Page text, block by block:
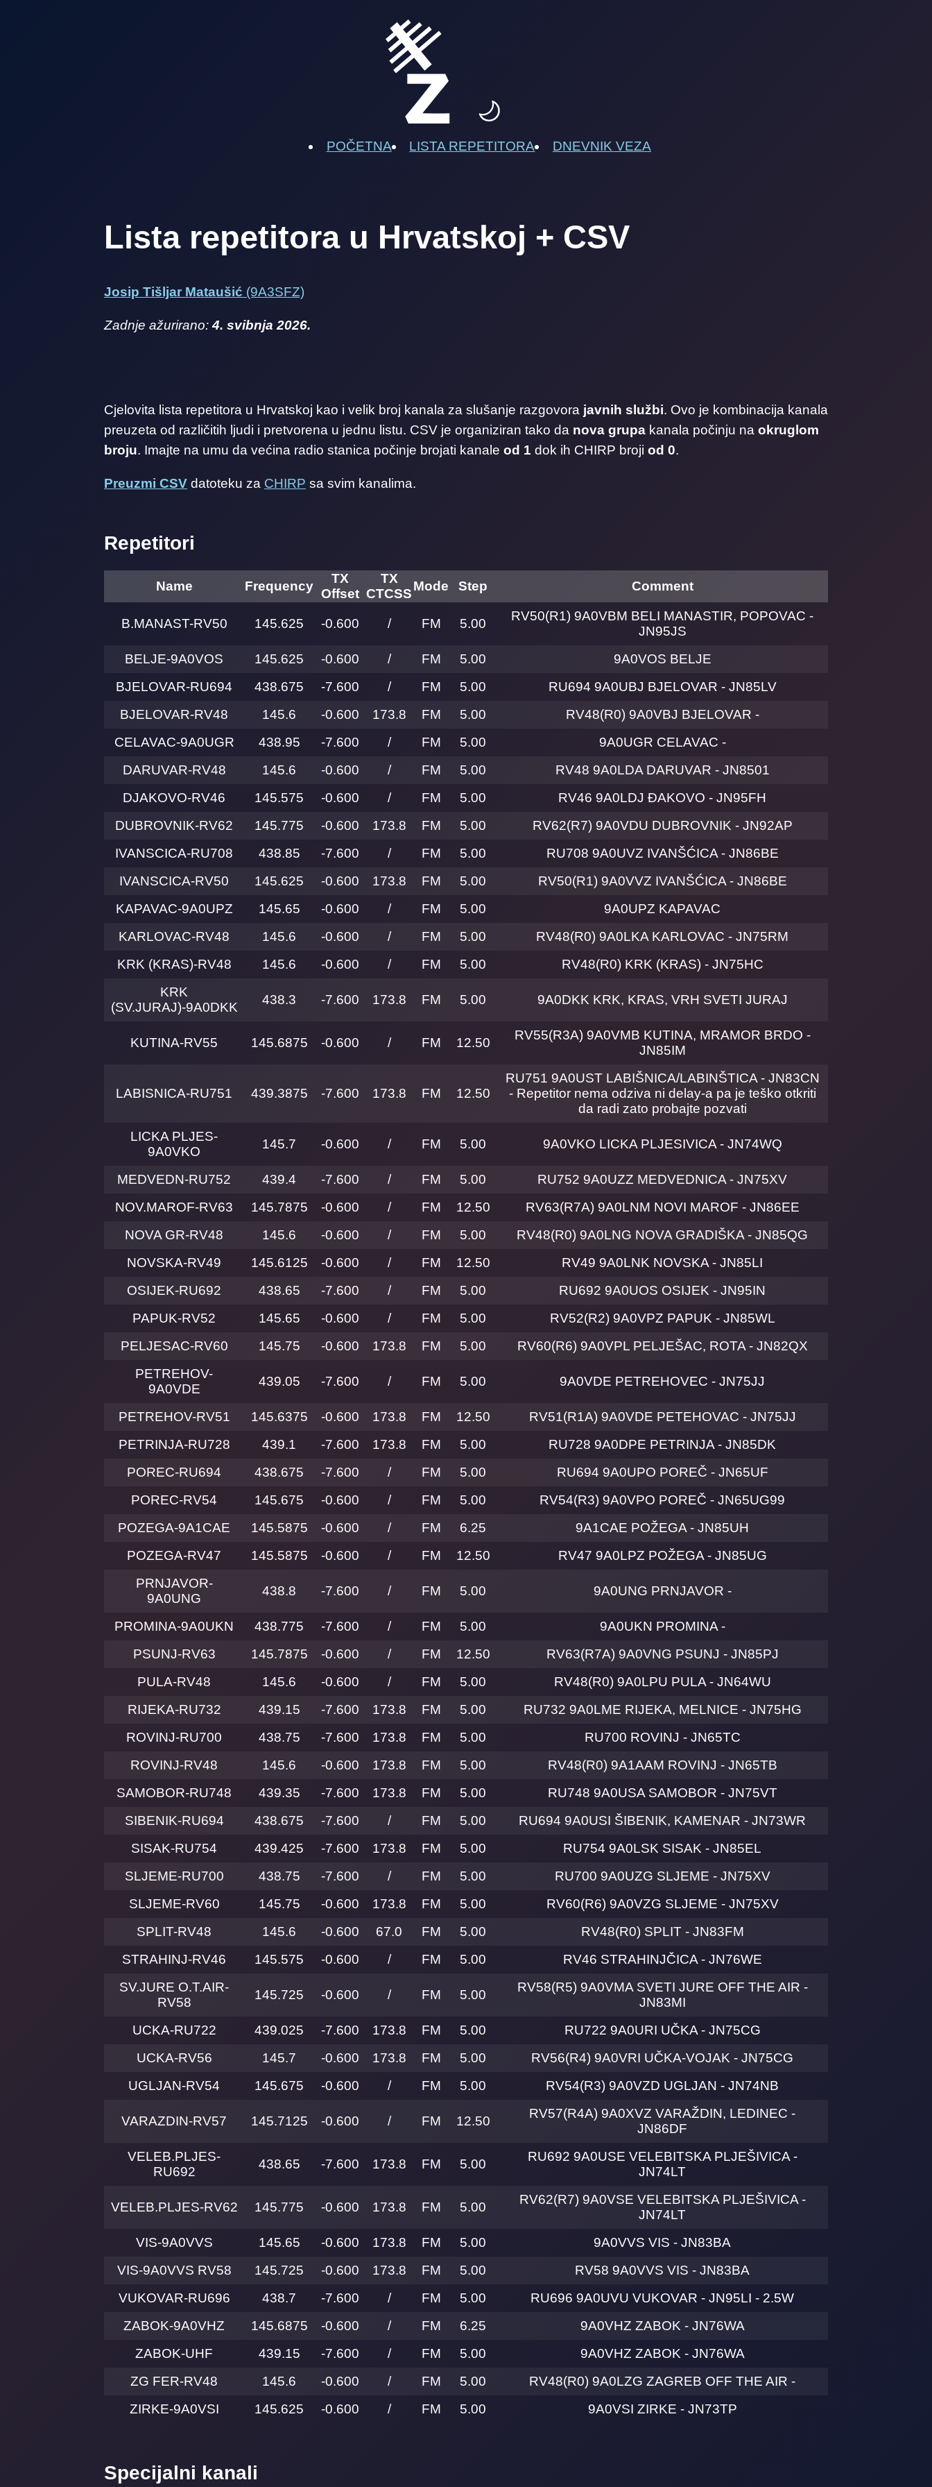
POČETNA LISTA REPETITORA DNEVNIK VEZA
Lista repetitora u Hrvatskoj + CSV
Josip Tišljar Mataušić (9A3SFZ)
Zadnje ažurirano:4. svibnja 2026.
Cjelovita lista repetitora u Hrvatskoj kao i velik broj kanala za slušanje razgovora javnih službi. Ovo je kombinacija kanala
preuzeta od različitih ljudi i pretvorena u jednu listu. CSV je organiziran tako da nova grupa kanala počinju na okruglom
broju. Imajte na umu da većina radio stanica počinje brojati kanale od 1 dok ih CHIRP broji od 0.
Preuzmi CSV datoteku za CHIRP sa svim kanalima.
Repetitori
Name Frequency
TX
Offset
TX
CTCSS
Mode Step Comment
B.MANAST-RV50 145.625 -0.600 / FM 5.00
RV50(R1) 9A0VBM BELI MANASTIR, POPOVAC -
JN95JS
BELJE-9A0VOS
145.625 -0.600 / FM 5.00
9A0VOS BELJE
BJELOVAR-RU694
438.675 -7.600 / FM 5.00
RU694 9A0UBJ BJELOVAR - JN85LV
BJELOVAR-RV48
145.6 -0.600 173.8 FM 5.00
RV48(R0) 9A0VBJ BJELOVAR -
CELAVAC-9A0UGR
438.95 -7.600 / FM 5.00
9A0UGR CELAVAC -
DARUVAR-RV48
145.6 -0.600 / FM 5.00
RV48 9A0LDA DARUVAR - JN8501
DJAKOVO-RV46
145.575 -0.600 / FM 5.00
RV46 9A0LDJ ĐAKOVO - JN95FH
DUBROVNIK-RV62
145.775 -0.600 173.8 FM 5.00
RV62(R7) 9A0VDU DUBROVNIK - JN92AP
IVANSCICA-RU708
438.85 -7.600 / FM 5.00
RU708 9A0UVZ IVANŠĆICA - JN86BE
IVANSCICA-RV50
145.625 -0.600 173.8 FM 5.00
RV50(R1) 9A0VVZ IVANŠĆICA - JN86BE
KAPAVAC-9A0UPZ
145.65 -0.600 / FM 5.00
9A0UPZ KAPAVAC
KARLOVAC-RV48
145.6 -0.600 / FM 5.00
RV48(R0) 9A0LKA KARLOVAC - JN75RM
KRK (KRAS)-RV48
145.6 -0.600 / FM 5.00
RV48(R0) KRK (KRAS) - JN75HC
KRK
(SV.JURAJ)-9A0DKK
438.3 -7.600 173.8 FM 5.00 9A0DKK KRK, KRAS, VRH SVETI JURAJ
KUTINA-RV55 145.6875 -0.600 / FM 12.50
RV55(R3A) 9A0VMB KUTINA, MRAMOR BRDO -
JN85IM
LABISNICA-RU751 439.3875 -7.600 173.8 FM 12.50
RU751 9A0UST LABIŠNICA/LABINŠTICA - JN83CN
- Repetitor nema odziva ni delay-a pa je teško otkriti
da radi zato probajte pozvati
LICKA PLJES-
9A0VKO
145.7 -0.600 / FM 5.00 9A0VKO LICKA PLJESIVICA - JN74WQ
MEDVEDN-RU752 439.4 -7.600 / FM 5.00
RU752 9A0UZZ MEDVEDNICA - JN75XV
NOV.MAROF-RV63
145.7875 -0.600 / FM 12.50
RV63(R7A) 9A0LNM NOVI MAROF - JN86EE
NOVA GR-RV48
145.6 -0.600 / FM 5.00
RV48(R0) 9A0LNG NOVA GRADIŠKA - JN85QG
NOVSKA-RV49
145.6125 -0.600 / FM 12.50
RV49 9A0LNK NOVSKA - JN85LI
OSIJEK-RU692
438.65 -7.600 / FM 5.00
RU692 9A0UOS OSIJEK - JN95IN
PAPUK-RV52
145.65 -0.600 / FM 5.00
RV52(R2) 9A0VPZ PAPUK - JN85WL
PELJESAC-RV60
145.75 -0.600 173.8 FM 5.00
RV60(R6) 9A0VPL PELJEŠAC, ROTA - JN82QX
PETREHOV-
9A0VDE
439.05 -7.600 / FM 5.00 9A0VDE PETREHOVEC - JN75JJ
PETREHOV-RV51 145.6375 -0.600 173.8 FM 12.50
RV51(R1A) 9A0VDE PETEHOVAC - JN75JJ
PETRINJA-RU728
439.1 -7.600 173.8 FM 5.00
RU728 9A0DPE PETRINJA - JN85DK
POREC-RU694
438.675 -7.600 / FM 5.00
RU694 9A0UPO POREČ - JN65UF
POREC-RV54
145.675 -0.600 / FM 5.00
RV54(R3) 9A0VPO POREČ - JN65UG99
POZEGA-9A1CAE
145.5875 -0.600 / FM 6.25
9A1CAE POŽEGA - JN85UH
POZEGA-RV47
145.5875 -0.600 / FM 12.50
RV47 9A0LPZ POŽEGA - JN85UG
PRNJAVOR-
9A0UNG
438.8 -7.600 / FM 5.00 9A0UNG PRNJAVOR -
PROMINA-9A0UKN 438.775 -7.600 / FM 5.00
9A0UKN PROMINA -
PSUNJ-RV63
145.7875 -0.600 / FM 12.50
RV63(R7A) 9A0VNG PSUNJ - JN85PJ
PULA-RV48
145.6 -0.600 / FM 5.00
RV48(R0) 9A0LPU PULA - JN64WU
RIJEKA-RU732
439.15 -7.600 173.8 FM 5.00
RU732 9A0LME RIJEKA, MELNICE - JN75HG
ROVINJ-RU700
438.75 -7.600 173.8 FM 5.00
RU700 ROVINJ - JN65TC
ROVINJ-RV48
145.6 -0.600 173.8 FM 5.00
RV48(R0) 9A1AAM ROVINJ - JN65TB
SAMOBOR-RU748
439.35 -7.600 173.8 FM 5.00
RU748 9A0USA SAMOBOR - JN75VT
SIBENIK-RU694
438.675 -7.600 / FM 5.00
RU694 9A0USI ŠIBENIK, KAMENAR - JN73WR
SISAK-RU754
439.425 -7.600 173.8 FM 5.00
RU754 9A0LSK SISAK - JN85EL
SLJEME-RU700
438.75 -7.600 / FM 5.00
RU700 9A0UZG SLJEME - JN75XV
SLJEME-RV60
145.75 -0.600 173.8 FM 5.00
RV60(R6) 9A0VZG SLJEME - JN75XV
SPLIT-RV48
145.6 -0.600 67.0 FM 5.00
RV48(R0) SPLIT - JN83FM
STRAHINJ-RV46
145.575 -0.600 / FM 5.00
RV46 STRAHINJČICA - JN76WE
SV.JURE O.T.AIR-
RV58
145.725 -0.600 / FM 5.00
RV58(R5) 9A0VMA SVETI JURE OFF THE AIR -
JN83MI
UCKA-RU722
439.025 -7.600 173.8 FM 5.00
RU722 9A0URI UČKA - JN75CG
UCKA-RV56
145.7 -0.600 173.8 FM 5.00
RV56(R4) 9A0VRI UČKA-VOJAK - JN75CG
UGLJAN-RV54
145.675 -0.600 / FM 5.00 RV54(R3) 9A0VZD UGLJAN - JN74NB
VARAZDIN-RV57 145.7125 -0.600 / FM 12.50
RV57(R4A) 9A0XVZ VARAŽDIN, LEDINEC -
JN86DF
VELEB.PLJES-
RU692
438.65 -7.600 173.8 FM 5.00
RU692 9A0USE VELEBITSKA PLJEŠIVICA -
JN74LT
VELEB.PLJES-RV62 145.775 -0.600 173.8 FM 5.00
RV62(R7) 9A0VSE VELEBITSKA PLJEŠIVICA -
JN74LT
VIS-9A0VVS
145.65 -0.600 173.8 FM 5.00
9A0VVS VIS - JN83BA
VIS-9A0VVS RV58
145.725 -0.600 173.8 FM 5.00
RV58 9A0VVS VIS - JN83BA
VUKOVAR-RU696
438.7 -7.600 / FM 5.00
RU696 9A0UVU VUKOVAR - JN95LI - 2.5W
ZABOK-9A0VHZ
145.6875 -0.600 / FM 6.25
9A0VHZ ZABOK - JN76WA
ZABOK-UHF
439.15 -7.600 / FM 5.00
9A0VHZ ZABOK - JN76WA
ZG FER-RV48
145.6 -0.600 / FM 5.00
RV48(R0) 9A0LZG ZAGREB OFF THE AIR -
ZIRKE-9A0VSI
145.625 -0.600 / FM 5.00 9A0VSI ZIRKE - JN73TP
Specijalni kanali